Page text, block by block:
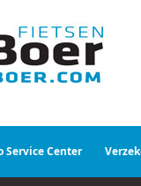
Service Center